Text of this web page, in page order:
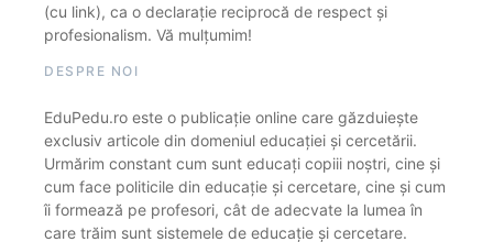
(cu link), ca o declarație reciprocă de respect și
profesionalism. Vă mulțumim!
DESPRE NOI
EduPedu.ro este o publicație online care găzduiește
exclusiv articole din domeniul educației și cercetării.
Urmărim constant cum sunt educați copiii noștri, cine și
cum face politicile din educație și cercetare, cine și cum
îi formează pe profesori, cât de adecvate la lumea în
care trăim sunt sistemele de educație și cercetare.